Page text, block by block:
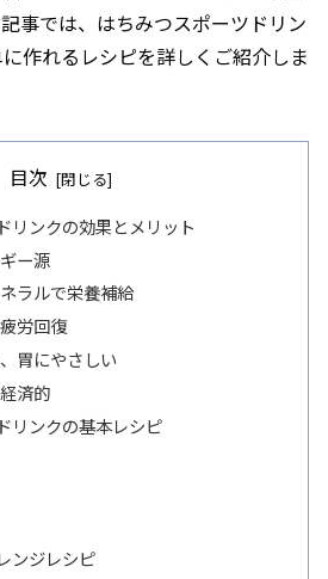
事では、はちみつスポーツドリン
作れるレシピを詳しくご紹介しま
目次
リンクの効果とメリット
ー源
ラルで栄養補給
労回復
胃にやさしい
済的
リンクの基本レシピ
ンジレシピ